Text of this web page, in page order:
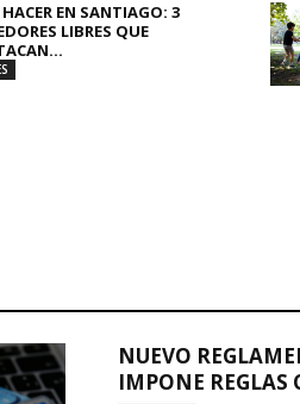
EN SANTIAGO: 3
LIBRES QUE
NUEVO
IMPONE REGLAS